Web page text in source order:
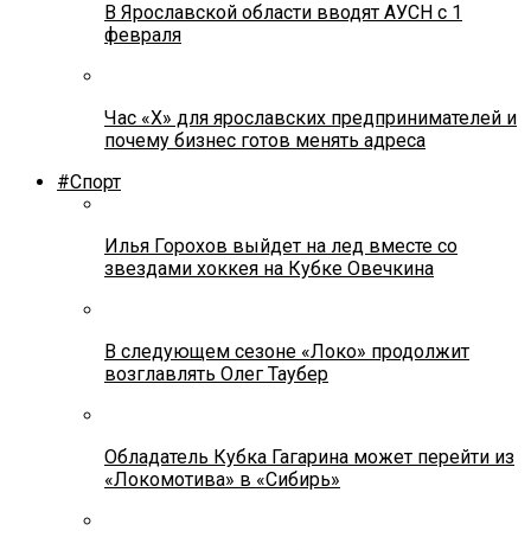
В Ярославской области вводят АУСН с 1
февраля
Час «Х» для ярославских предпринимателей и
почему бизнес готов менять адреса
#Спорт
Илья Горохов выйдет на лед вместе со
звездами хоккея на Кубке Овечкина
В следующем сезоне «Локо» продолжит
возглавлять Олег Таубер
Обладатель Кубка Гагарина может перейти из
«Локомотива» в «Сибирь»